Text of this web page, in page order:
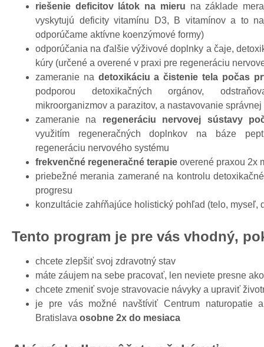
riešenie deficitov látok na mieru na základe
vyskytujú deficity vitamínu D3, B vitamínov a to
odporúčame aktívne koenzýmové formy)
odporúčania na ďalšie výživové doplnky a čaje,
kúry (určené a overené v praxi pre regeneráciu
zameranie na detoxikáciu a čistenie tela počas
podporou detoxikačných orgánov,
mikroorganizmov a parazitov, a nastavovanie
zameranie na regeneráciu nervovej sústavy
využitím regeneračných doplnkov na báze
regeneráciu nervového systému
frekvenčné regeneračné terapie overené praxou 2x
priebežné merania zamerané na kontrolu
progresu
konzultácie zahŕňajúce holistický pohľad (telo, myseľ,
Tento program je pre vás vhodný,
chcete zlepšiť svoj zdravotný stav
máte záujem na sebe pracovať, len neviete presne ako
chcete zmeniť svoje stravovacie návyky a upraviť
je pre vás možné navštíviť Centrum naturopatie
Bratislava osobne 2x do mesiaca